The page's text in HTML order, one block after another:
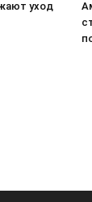
уход